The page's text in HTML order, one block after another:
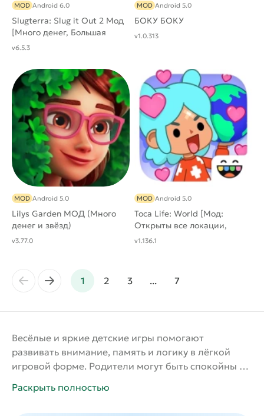
Slugterra: Slug it Out 2 Мод
[Mного денег, Большая
награда]
MOD Android 6.0
v6.5.3
БОКУ БОКУ
MOD Android 5.0
v1.0.313
Lilys Garden МОД (Mного
денег и звёзд)
MOD Android 5.0
v3.77.0
Toca Life: World [Мод:
Открыты все локации,
мебель и дома]
MOD Android 5.0
v1.136.1
← → 1 2 3 ... 7
Весёлые и яркие детские игры помогают
развивать внимание, память и логику в лёгкой
игровой форме. Родители могут быть спокойны —
контента. Здесь есть раскраски, головоломки,
Раскрыть полностью